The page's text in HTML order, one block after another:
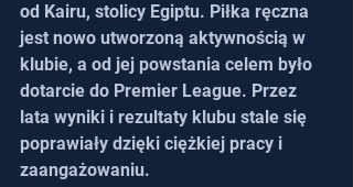
od Kairu, stolicy Egiptu. Piłka ręczna
jest nowo utworzoną aktywnością w
klubie, a od jej powstania celem było
dotarcie do Premier League. Przez
lata wyniki i rezultaty klubu stale się
poprawiały dzięki ciężkiej pracy i
zaangażowaniu.